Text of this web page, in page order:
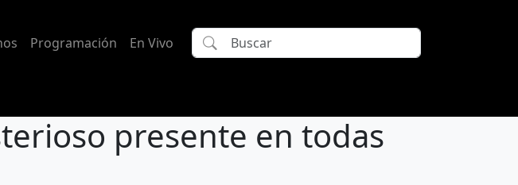
Programación En Vivo
presente en todas